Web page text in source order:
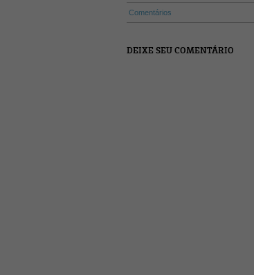
Comentários
DEIXE SEU COMENTÁRIO